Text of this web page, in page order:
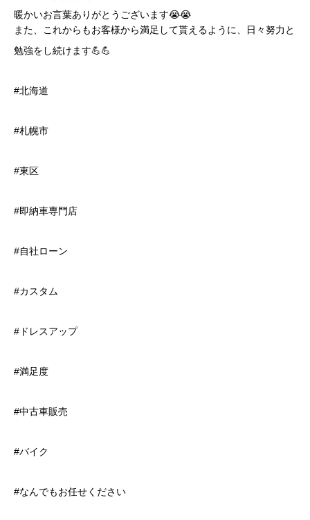
暖かいお言葉ありがとうございます😭😭
また、これからもお客様から満足して貰えるように、日々努力と
勉強をし続けます💪💪
#北海道
#札幌市
#東区
#即納車専門店
#自社ローン
#カスタム
#ドレスアップ
#満足度
#中古車販売
#バイク
#なんでもお任せください